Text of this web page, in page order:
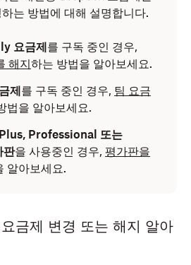
는 방법에 대해 설명합니다.
요금제를 구독 중인 경우,
해지하는 방법을 알아보세요.
제를 구독 중인 경우, 팀 요금
법을 알아보세요.
Professional 또는
판을 사용중인 경우, 평가판을
알아보세요.
금제 변경 또는 해지 알아